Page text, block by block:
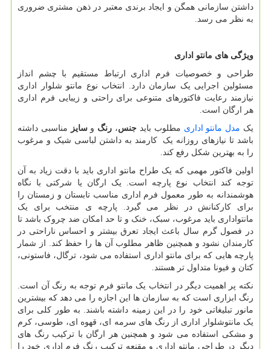
داشتن سازمانی همگن و ایجاد برندی معتبر در ذهن مشتری ضروری
به نظر می رسد.
ویژگی های مانتو اداری
طراحی و خصوصیات فرم اداری ارتباط مستقیم با چشم انداز
مسئولین اجرایی یک سازمان دارد. انتخاب نوع مانتو شلوار اداری
نیازمند رعایت فاکتورهای متنوعی برای راحتی و زیبایی فرم اداری
هر ارگان است.
یک مدل مانتو اداری مطلوب باید جنس، رنگ وسایز
مناسبی داشته
باشد تا نیازهای روزانه یک کارمند به داشتن لباسی شیک و مرغوب
را به بهترین شکل رفع کند.
اولین فاکتور مهمی که یک طراح مانتو اداری باید با دقت زیاد به آن
توجه کند انتخاب نوع پارچه است. یک ارگان یا شرکتی با نگاه
هوشمندانه به طور معمول فرم اداری مناسب تابستان و زمستان را
برای کارکنانش در نظر می گیرد. پارچه ی منتخب برای یک
مانتواداری باید مرغوب، سبک، خنک و تا حد امکان ضد چروک باشد تا
در فصول گرم سال باعث ایجاد تعرق بیشتر و احساس ناراحتی در
کارمندان نشود و همچنین ظاهر مطلوب آن ها را حفظ کند. از شمار
پارچه هایی که برای مانتو اداری استفاده می شود، ترگال، فاستونی،
کتان و فیونا متداول تر هستند.
نکته پر اهمیت دیگر در انتخاب یک مانتو فرم توجه به رنگ آن است.
رنگ ابزاری است که به سازمان ها این اجازه را می دهد که بیشترین
مانور تبلیغاتی خود را در این زمینه داشته باشند. به طور کلی برای
یک مانتوشلوار اداری از رنگ های سرمه ای، قهوه ای، طوسی، کرم
و مشکی استفاده می شود و همچنین هر ارگان با ترکیب رنگ های
دیگر در طراحی مانتو اداری و مقنعه ترکیب رنگ فرم اداری خود را